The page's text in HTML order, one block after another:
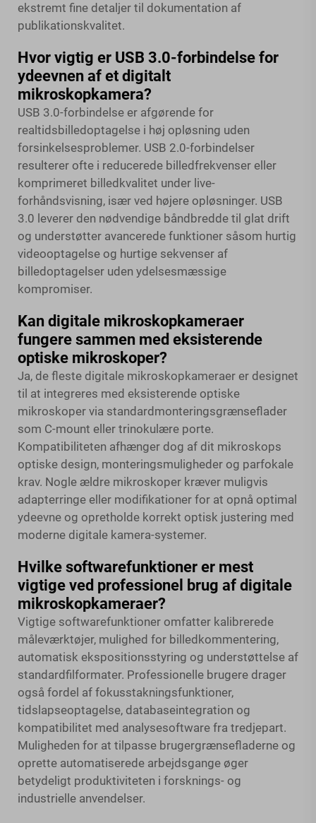
ekstremt fine detaljer til dokumentation af
publikationskvalitet.
Hvor vigtig er USB 3.0-forbindelse for
ydeevnen af et digitalt
mikroskopkamera?
USB 3.0-forbindelse er afgørende for
realtidsbilledoptagelse i høj opløsning uden
forsinkelsesproblemer. USB 2.0-forbindelser
resulterer ofte i reducerede billedfrekvenser eller
komprimeret billedkvalitet under live-
forhåndsvisning, især ved højere opløsninger. USB
3.0 leverer den nødvendige båndbredde til glat drift
og understøtter avancerede funktioner såsom hurtig
videooptagelse og hurtige sekvenser af
billedoptagelser uden ydelsesmæssige
kompromiser.
Kan digitale mikroskopkameraer
fungere sammen med eksisterende
optiske mikroskoper?
Ja, de fleste digitale mikroskopkameraer er designet
til at integreres med eksisterende optiske
mikroskoper via standardmonteringsgrænseflader
som C-mount eller trinokulære porte.
Kompatibiliteten afhænger dog af dit mikroskops
optiske design, monteringsmuligheder og parfokale
krav. Nogle ældre mikroskoper kræver muligvis
adapterringe eller modifikationer for at opnå optimal
ydeevne og opretholde korrekt optisk justering med
moderne digitale kamera-systemer.
Hvilke softwarefunktioner er mest
vigtige ved professionel brug af digitale
mikroskopkameraer?
Vigtige softwarefunktioner omfatter kalibrerede
måleværktøjer, mulighed for billedkommentering,
automatisk ekspositionsstyring og understøttelse af
standardfilformater. Professionelle brugere drager
også fordel af fokusstakningsfunktioner,
tidslapseoptagelse, databaseintegration og
kompatibilitet med analysesoftware fra tredjepart.
Muligheden for at tilpasse brugergrænsefladerne og
oprette automatiserede arbejdsgange øger
betydeligt produktiviteten i forsknings- og
industrielle anvendelser.